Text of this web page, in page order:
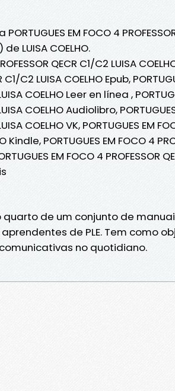
EM FOCO 4
LUISA COELHO.
QECR C1/C2 LUISA
C1/C2 LUISA COELHO Epub,
COELHO Leer en línea ,
COELHO Audiolibro,
COELHO VK, PORTUGUES EM
Kindle, PORTUGUES EM FOCO 4
EM FOCO 4 PROFESSOR
quarto de um conjunto de
de PLE. Tem como
no quotidiano.